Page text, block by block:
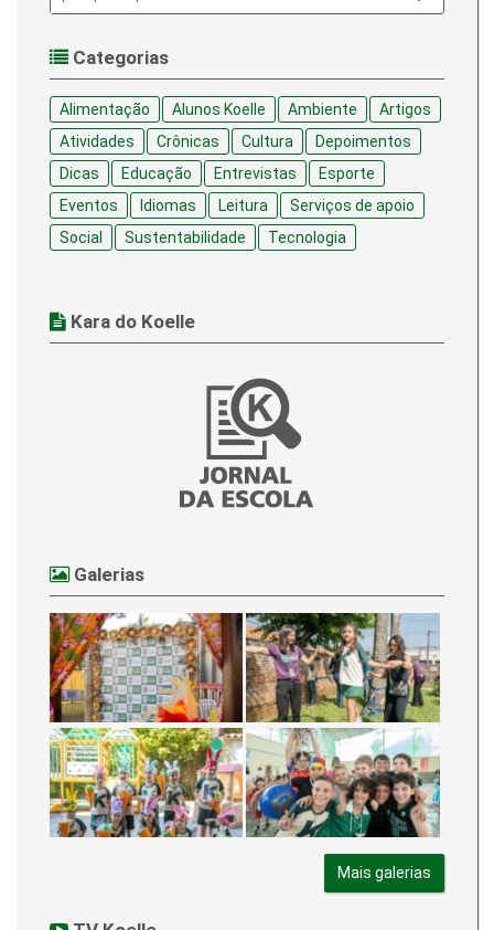
Categorias
Alimentação Alunos Koelle Ambiente
Artigos
Atividades
Crônicas Cultura
Depoimentos
Dicas
Educação Entrevistas
Esporte
Eventos
Idiomas Leitura
Serviços de apoio
Social
Sustentabilidade Tecnologia
Kara do Koelle
Galerias
Mais galerias